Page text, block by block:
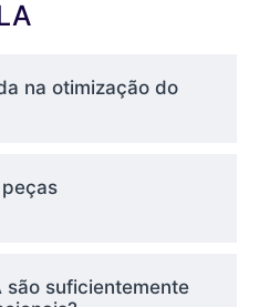
suave. Em
destaca por sua
versatilidade de
de
na otimização do
são suficientemente